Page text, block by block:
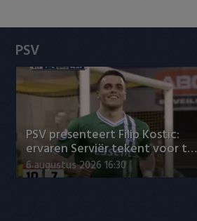
NAC Breda
PEC Zwolle
Roda JC
SC Heerenveen
PSV
PSV presenteert Filip Kostic:
ervaren Serviër tekent voor t…
6 augustus 2026 16:30